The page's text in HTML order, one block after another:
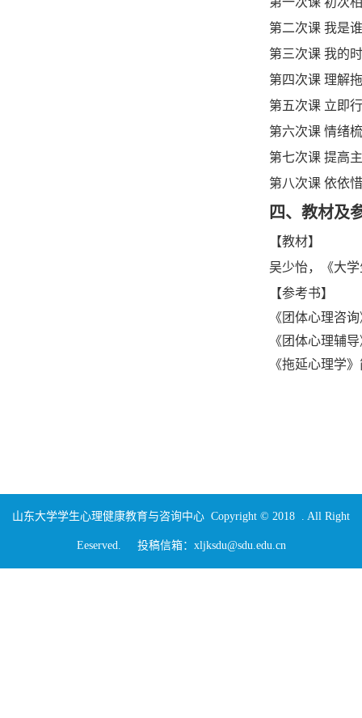
第二次课 我是谁
第三次课 我的
第四次课 理解
第五次课 立即
第六次课 情绪
第七次课 提高
第八次课 依依
四、教材及
【教材】
吴少怡，《大
【参考书】
《团体心理咨
《团体心理辅
《拖延心理学》
山东大学学生心理健康教育与咨询中心 Copyright © 2018 . All Right
Eeserved. 投稿信箱：xljksdu@sdu.edu.cn